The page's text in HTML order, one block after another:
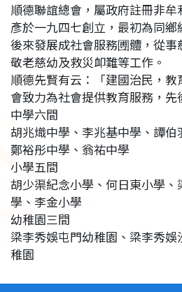
順德聯誼總會，屬政府註冊非
彥於一九四七創立，最初為同鄉
後來發展成社會服務圑體，從事
敬老慈幼及救災卹難等工作。
順德先賢有云：「建國治民，
會致力為社會提供教育服務，先
中學六間
胡兆熾中學、李兆基中學、譚伯
鄭裕彤中學、翁祐中學
小學五間
胡少渠紀念小學、何日東小學
學、李金小學
幼稚園三間
梁李秀娛屯門幼稚園、梁李秀
稚園